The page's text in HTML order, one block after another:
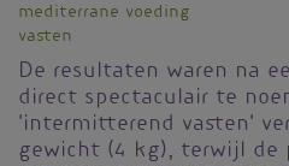
mediterrane voeding
vasten
De resultaten waren na
direct spectaculair te
'intermitterend vasten'
gewicht (4 kg), terwijl de